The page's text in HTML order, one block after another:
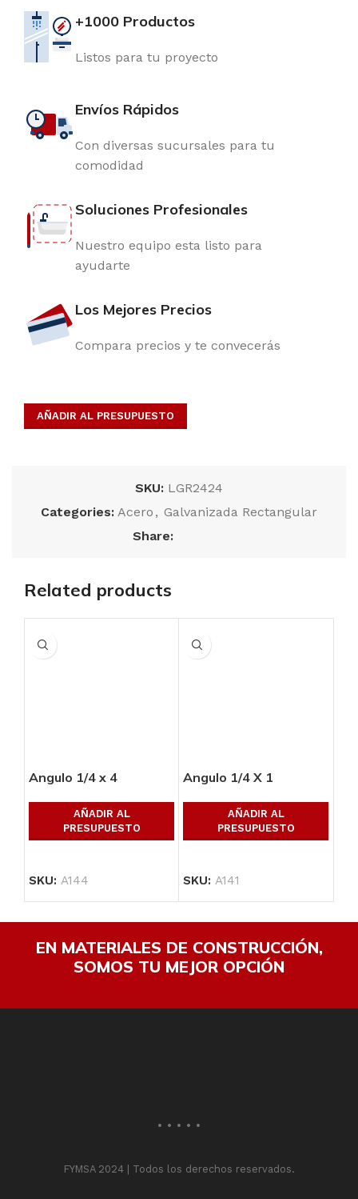
+1000 Productos
Listos para tu proyecto
Envíos Rápidos
Con diversas sucursales para tu
comodidad
Soluciones Profesionales
Nuestro equipo esta listo para
ayudarte
Los Mejores Precios
Compara precios y te convecerás
AÑADIR AL PRESUPUESTO
SKU: LGR2424
Categories: Acero , Galvanizada Rectangular
Share:
Related products
Angulo 1/4 x 4
AÑADIR AL
PRESUPUESTO
SKU: A144
Angulo 1/4 X 1
AÑADIR AL
PRESUPUESTO
SKU: A141
EN MATERIALES DE CONSTRUCCIÓN,
SOMOS TU MEJOR OPCIÓN
FYMSA 2024 | Todos los derechos reservados.